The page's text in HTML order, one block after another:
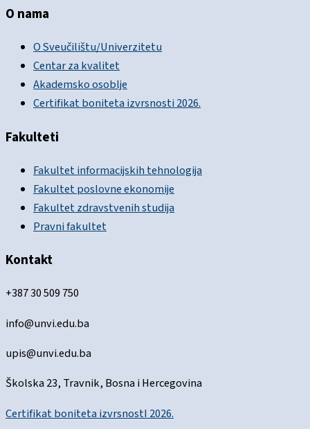
O nama
O Sveučilištu/Univerzitetu
Centar za kvalitet
Akademsko osoblje
Certifikat boniteta izvrsnosti 2026.
Fakulteti
Fakultet informacijskih tehnologija
Fakultet poslovne ekonomije
Fakultet zdravstvenih studija
Pravni fakultet
Kontakt
+387 30 509 750
info@unvi.edu.ba
upis@unvi.edu.ba
Školska 23, Travnik, Bosna i Hercegovina
Certifikat boniteta izvrsnostI 2026.